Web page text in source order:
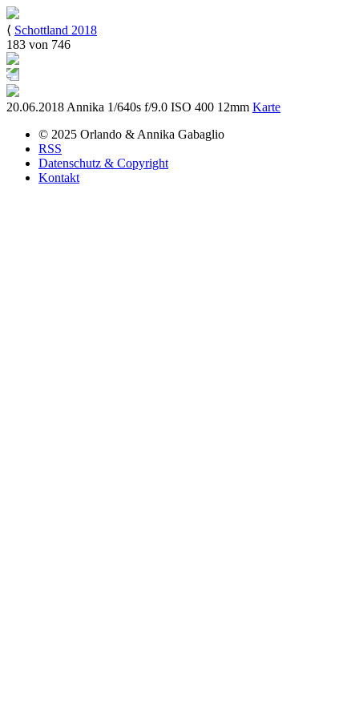
⟨ Schottland 2018
183 von 746
20.06.2018 Annika 1/640s f/9.0 ISO 400 12mm Karte
© 2025 Orlando & Annika Gabaglio
RSS
Datenschutz & Copyright
Kontakt